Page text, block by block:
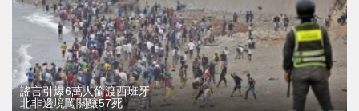
謠言引爆6萬人偷渡西班牙
北非邊境闖關釀57死